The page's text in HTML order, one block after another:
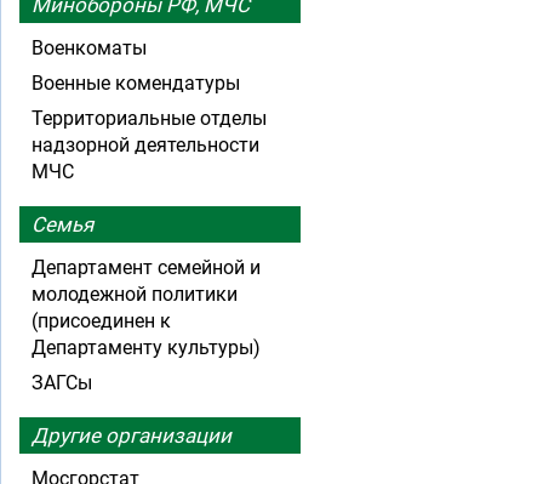
Минобороны РФ, МЧС
Военкоматы
Военные комендатуры
Территориальные отделы
надзорной деятельности
МЧС
Семья
Департамент семейной и
молодежной политики
(присоединен к
Департаменту культуры)
ЗАГСы
Другие организации
Мосгорстат